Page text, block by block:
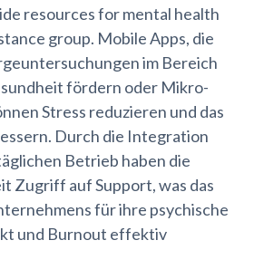
resources for mental health
group. Mobile Apps, die
im Bereich
fördern oder Mikro-
Stress reduzieren und das
Durch die Integration
Betrieb haben die
Zugriff auf Support, was das
für ihre psychische
und Burnout effektiv